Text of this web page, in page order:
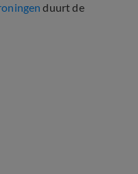
duurt de